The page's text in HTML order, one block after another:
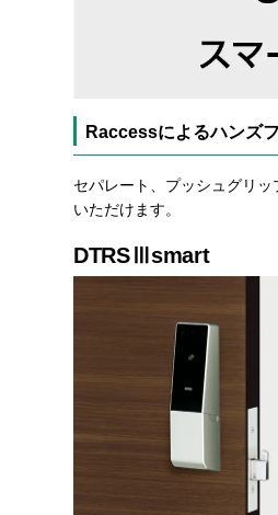
Raccessによるハンズ
セパレート、プッシュグリ
いただけます。
DTRSⅢsmart